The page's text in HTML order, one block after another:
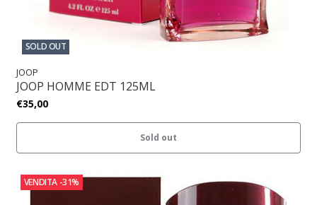
SOLD OUT
JOOP
JOOP HOMME EDT 125ML
€35,00
Sold out
VENDITA -31%